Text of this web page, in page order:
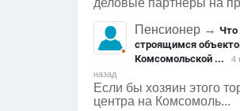
деловые партнеры на
Пенсионер →Что
строящимся
Комсомольской ...
4
назад
Если бы хозяин этого
центра на Комсомоль...